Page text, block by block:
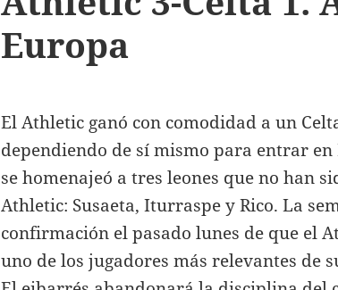
Europa
El Athletic ganó con comodidad a un
dependiendo de sí mismo para entrar
se homenajeó a tres leones que no han
Athletic: Susaeta, Iturraspe y Rico. La
confirmación el pasado lunes de que el
uno de los jugadores más relevantes de